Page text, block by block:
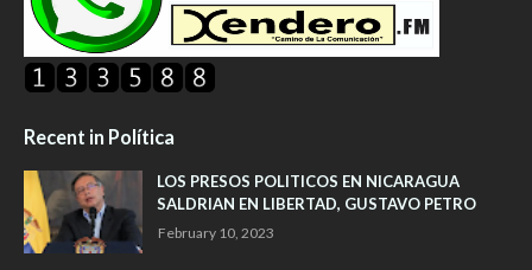
Recent in Política
LOS PRESOS POLITICOS EN NICARAGUA
SALDRIAN EN LIBERTAD, GUSTAVO PETRO
February 10, 2023